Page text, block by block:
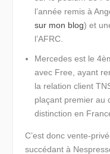
l’année remis à
sur mon blog) et
l’AFRC.
Mercedes est le
avec Free, ayant
la relation client
plaçant premier au
distinction en
C’est donc vente-
succédant à